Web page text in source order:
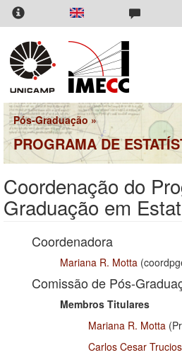
Pular
para
conteúdo
principal
Pós-Graduação »
PROGRAMA DE
Coordenação do
Graduação em
Coordenadora
Mariana R. Motta
Comissão de Pós-
Membros Titulares
Mariana R. Motta
Carlos Cesar